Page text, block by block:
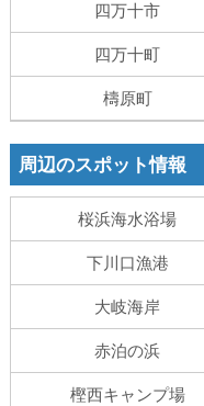
四万十市
四万十町
檮原町
周辺のスポット情報
桜浜海水浴場
下川口漁港
大岐海岸
赤泊の浜
樫西キャンプ場